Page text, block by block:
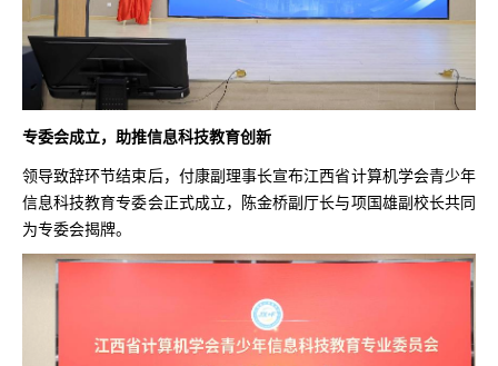
专委会成立，助推信息科技教育创新
领导致辞环节结束后，付康副理事长宣布江西省计算机学会青少年
信息科技教育专委会正式成立，陈金桥副厅长与项国雄副校长共同
为专委会揭牌。